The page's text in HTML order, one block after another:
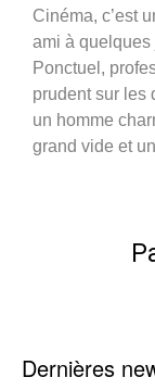
Cinéma, c’est
ami à quelques
Ponctuel,
prudent sur les
un homme
grand vide et
Dernières